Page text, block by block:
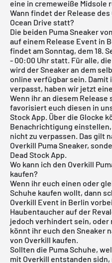
eine in cremeweiße Midsole
Wann findet der Release
Ocean Drive statt?
Die beiden Puma Sneaker
auf einem Release Event in
findet am Sonntag, dem 18.
- 00:00 Uhr statt. Für alle,
wird der Sneaker an dem
online verfügbar sein. Damit
verpasst, haben wir jetzt
Wenn ihr an diesem
favorisiert euch diesen in
Stock App. Über die Glocke
Benachrichtigung
nicht zu verpassen. Das gilt
Overkill Puma Sneaker,
Dead Stock App.
Wo kann ich den Overkill
kaufen?
Wenn ihr euch einen oder
Schuhe kaufen wollt, dann
Overkill Event in Berlin
Haubentaucher auf der
jedoch verhindert sein, oder
könnt ihr euch den Sneaker
von Overkill kaufen.
Sollten die Puma Schuhe,
mit Overkill entstanden